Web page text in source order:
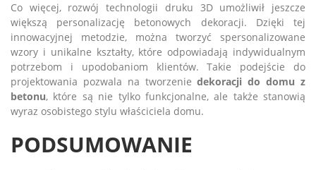
Co więcej, rozwój technologii druku 3D umożliwił jeszcze
większą personalizację betonowych dekoracji. Dzięki tej
innowacyjnej metodzie, można tworzyć spersonalizowane
wzory i unikalne kształty, które odpowiadają indywidualnym
potrzebom i upodobaniom klientów. Takie podejście do
projektowania pozwala na tworzeniedekoracji do domu z
betonu, które są nie tylko funkcjonalne, ale także stanowią
wyraz osobistego stylu właściciela domu.
PODSUMOWANIE